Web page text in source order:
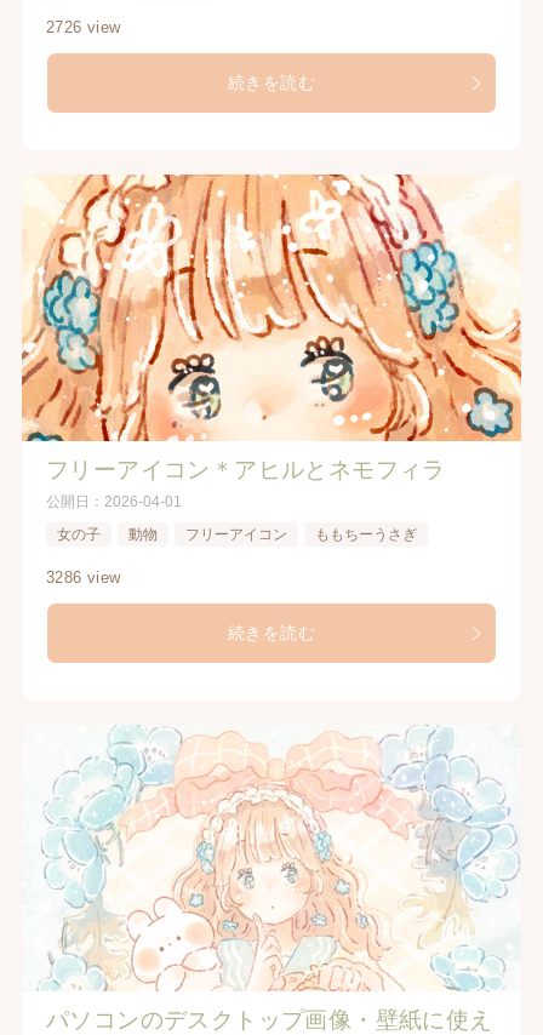
2726 view
続きを読む
フリーアイコン＊アヒルとネモフィラ
公開日： 2026-04-01
女の子
動物 フリーアイコン ももちーうさぎ
3286 view
続きを読む
パソコンのデスクトップ画像・壁紙に使え